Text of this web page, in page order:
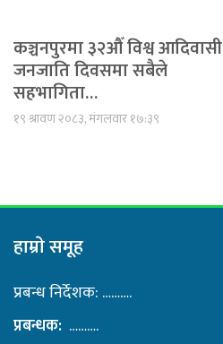
कञ्चनपुरमा ३२औँ विश्व आदिवासी
जनजाति दिवसमा सबैले
सहभागिता…
१९ श्रावण २०८३, मंगलवार १७:३९
हाम्राे समूह
प्रबन्ध निर्देशक: ……….
प्रबन्धक: ……….